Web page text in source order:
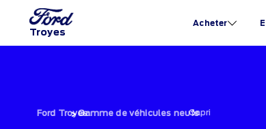
Troyes
Acheter
Ford Troyes
›
Gamme de véhicules neufs
›
Capri